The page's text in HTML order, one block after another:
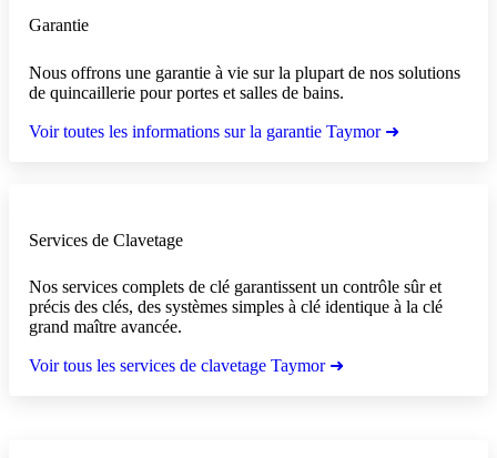
Garantie
Nous offrons une garantie à vie sur la plupart de nos solutions
de quincaillerie pour portes et salles de bains.
Voir toutes les informations sur la garantie Taymor ➜
Services de Clavetage
Nos services complets de clé garantissent un contrôle sûr et
précis des clés, des systèmes simples à clé identique à la clé
grand maître avancée.
Voir tous les services de clavetage Taymor ➜